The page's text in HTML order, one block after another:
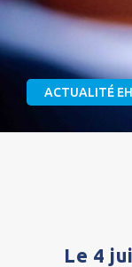
ACTUALITÉ
Le 4